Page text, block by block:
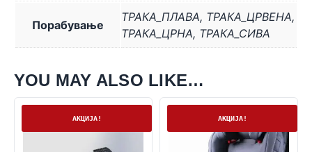
Порабување
ТРАКА_ПЛАВА, ТРАКА_ЦРВЕНА,
ТРАКА_ЦРНА, ТРАКА_СИВА
YOU MAY ALSO LIKE…
АКЦИЈА! Нема залихаАКЦИЈА!